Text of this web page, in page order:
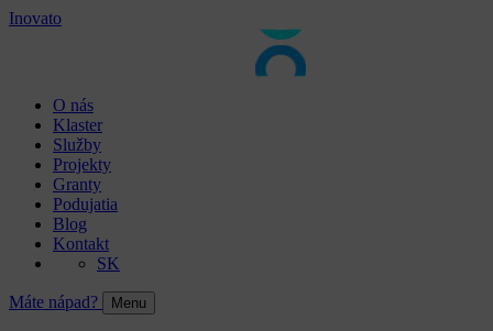
Inovato
O nás
Klaster
Služby
Projekty
Granty
Podujatia
Blog
Kontakt
SK
Máte nápad? Menu